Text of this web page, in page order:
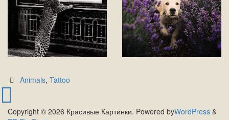
Animals, Tattoo
Copyright © 2026 Красивые Картинки. Powered byWordPress &